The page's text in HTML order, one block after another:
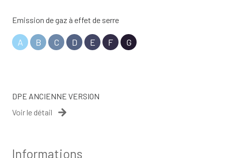
Emission de gaz à effet de serre
A B C D E F G
DPE ANCIENNE VERSION
Voir le détail
Informations